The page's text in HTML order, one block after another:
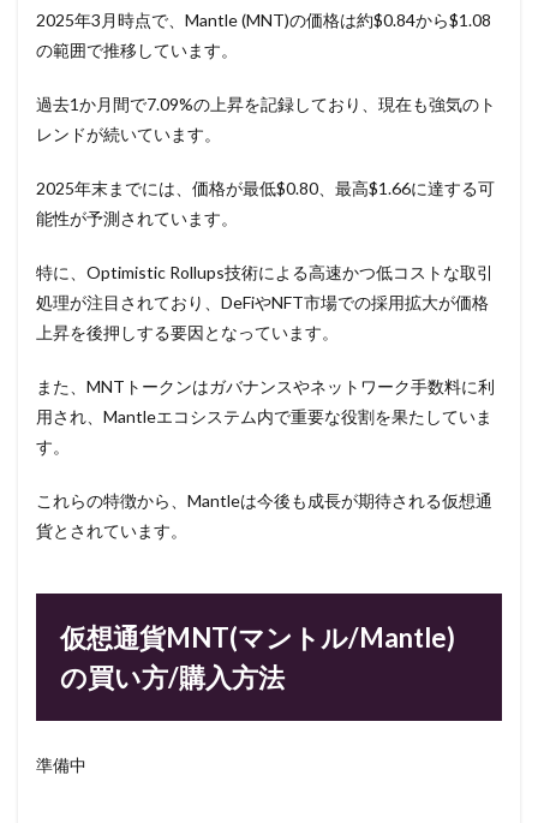
2025年3月時点で、Mantle (MNT)の価格は約$0.84から$1.08
の範囲で推移しています。
過去1か月間で7.09%の上昇を記録しており、現在も強気のト
レンドが続いています。
2025年末までには、価格が最低$0.80、最高$1.66に達する可
能性が予測されています。
特に、Optimistic Rollups技術による高速かつ低コストな取引
処理が注目されており、DeFiやNFT市場での採用拡大が価格
上昇を後押しする要因となっています。
また、MNTトークンはガバナンスやネットワーク手数料に利
用され、Mantleエコシステム内で重要な役割を果たしていま
す。
これらの特徴から、Mantleは今後も成長が期待される仮想通
貨とされています。
仮想通貨MNT(マントル/Mantle)
の買い方/購入方法
準備中